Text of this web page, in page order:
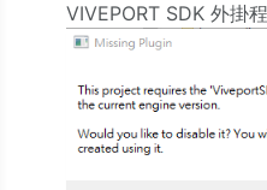
VIVEPORT SDK 外掛程